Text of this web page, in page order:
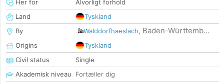
Her for
Alvorligt forhold
Land
Tyskland
By
Walddorfhaeslach, Baden-Württemb...
Origins
Tyskland
Civil status
Single
Akademisk niveau
Fortæller dig